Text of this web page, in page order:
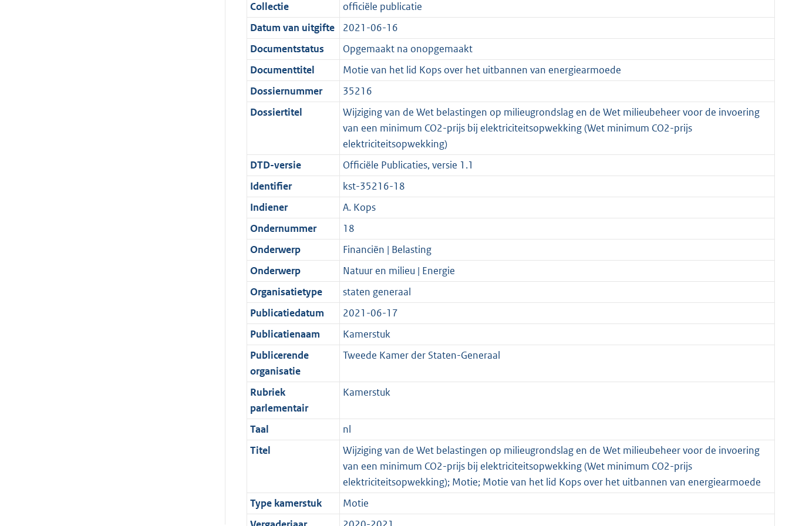
i
e
i
n
f
o
r
a
t
3
5
K
b
t
i
e
i
n
f
o
a
a
t
:
6
K
b
a
t
i
e
i
n
f
m
a
a
t
e
:
2
K
b
c
a
t
i
e
i
n
r
m
a
a
t
t
e
:
5
K
b
d
s
g
r
o
t
t
e
:
2
K
n
d
s
g
r
o
t
t
e
:
2
b
Collectie
officiële publicatie
Datum van uitgifte
2021-06-16
Documentstatus
Opgemaakt na onopgemaakt
Documenttitel
Motie van het lid Kops over het uitbannen van energiearmoede
Dossiernummer
35216
Dossiertitel
Wijziging van de Wet belastingen op milieugrondslag en de Wet milieubeheer voor de invoering
van een minimum CO2-prijs bij elektriciteitsopwekking (Wet minimum CO2-prijs
elektriciteitsopwekking)
DTD-versie
Officiële Publicaties, versie 1.1
Identifier
kst-35216-18
Indiener
A. Kops
Ondernummer
18
Onderwerp
Financiën | Belasting
Onderwerp
Natuur en milieu | Energie
Organisatietype
staten generaal
Publicatiedatum
2021-06-17
Publicatienaam
Kamerstuk
Publicerende
organisatie
Tweede Kamer der Staten-Generaal
Rubriek
parlementair
Kamerstuk
Taal
nl
Titel
Wijziging van de Wet belastingen op milieugrondslag en de Wet milieubeheer voor de invoering
van een minimum CO2-prijs bij elektriciteitsopwekking (Wet minimum CO2-prijs
elektriciteitsopwekking); Motie; Motie van het lid Kops over het uitbannen van energiearmoede
Type kamerstuk
Motie